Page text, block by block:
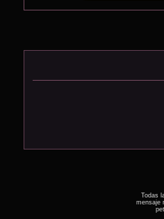
Todas
mensaje